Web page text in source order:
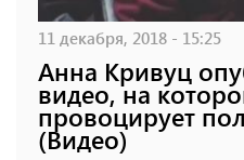
11 декабря, 2018 - 15:25
Анна Кривуц
видео, на
провоцирует
(Видео)